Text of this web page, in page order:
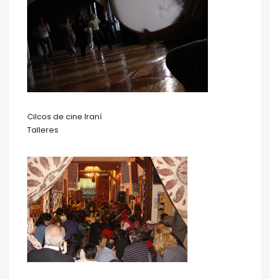
Cilcos de cine Iraní
Talleres